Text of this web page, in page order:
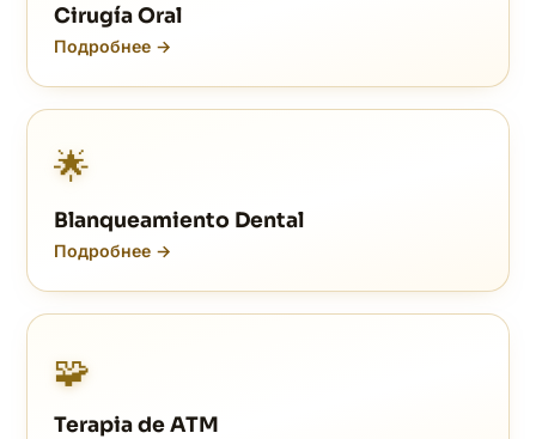
Cirugía Oral
Подробнее →
🌟
Blanqueamiento Dental
Подробнее →
🧩
Terapia de ATM